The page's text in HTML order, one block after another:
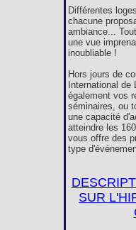
Différentes
chacune
ambiance...
une vue
inoubliable !
Hors jours de
International
également vos
séminaires, ou
une capacité
atteindre les
vous offre des
type
SUR